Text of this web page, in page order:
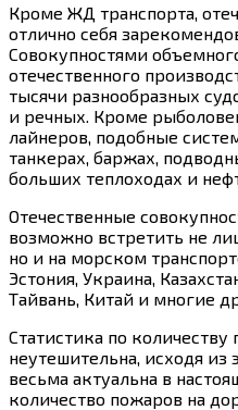
Кроме ЖД транспорта,
отлично себя
Совокупностями
отечественного
тысячи разнообразных
и речных. Кроме
лайнеров, подобные
танкерах, баржах,
больших теплоходах и
Отечественные
возможно встретить не
но и на морском
Эстония, Украина,
Тайвань, Китай и многие
Статистика по количеству
неутешительна, исходя из
весьма актуальна в
количество пожаров на